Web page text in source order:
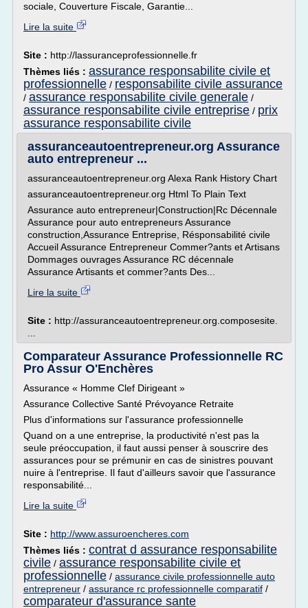
sociale, Couverture Fiscale, Garantie...
Lire la suite
Site : http://lassuranceprofessionnelle.fr
Thèmes liés : assurance responsabilite civile et
professionnelle / responsabilite civile assurance
/ assurance responsabilite civile generale /
assurance responsabilite civile entreprise / prix
assurance responsabilite civile
assuranceautoentrepreneur.org Assurance
auto entrepreneur ...
assuranceautoentrepreneur.org Alexa Rank History Chart
assuranceautoentrepreneur.org Html To Plain Text
Assurance auto entrepreneur|Construction|Rc Décennale
Assurance pour auto entrepreneurs Assurance
construction,Assurance Entreprise, Résponsabilité civile
Accueil Assurance Entrepreneur Commer?ants et Artisans
Dommages ouvrages Assurance RC décennale
Assurance Artisants et commer?ants Des...
Lire la suite
Site : http://assuranceautoentrepreneur.org.composesite.
Comparateur Assurance Professionnelle RC
Pro Assur O'Enchères
Assurance « Homme Clef Dirigeant »
Assurance Collective Santé Prévoyance Retraite
Plus d'informations sur l'assurance professionnelle
Quand on a une entreprise, la productivité n'est pas la
seule préoccupation, il faut aussi penser à souscrire des
assurances pour se prémunir en cas de sinistres pouvant
nuire à l'entreprise. Il faut d'ailleurs savoir que l'assurance
responsabilité...
Lire la suite
Site : http://www.assuroencheres.com
Thèmes liés : contrat d assurance responsabilite
civile / assurance responsabilite civile et
professionnelle / assurance civile professionnelle auto
entrepreneur / assurance rc professionnelle comparatif /
comparateur d'assurance sante